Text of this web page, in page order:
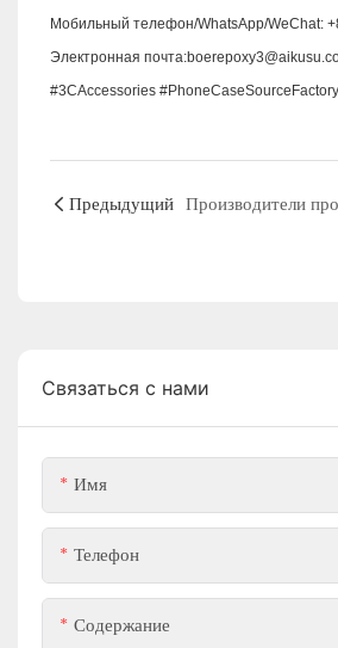
Мобильный телефон/WhatsApp/WeChat:
Электронная
#3CAccessories
Предыдущий
Связаться с нами
Имя
Телефон
Содержание